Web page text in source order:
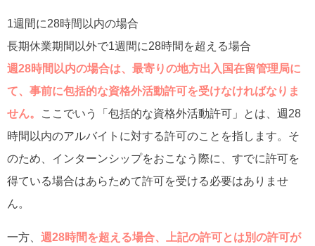
1週間に28時間以内の場合
長期休業期間以外で1週間に28時間を超える場合
週28時間以内の場合は、最寄りの地方出入国在留管理局に
て、事前に包括的な資格外活動許可を受けなければなりま
せん。
ここでいう「包括的な資格外活動許可」とは、週28
時間以内のアルバイトに対する許可のことを指します。そ
のため、インターンシップをおこなう際に、すでに許可を
得ている場合はあらためて許可を受ける必要はありませ
ん。
一方、 週28時間を超える場合、上記の許可とは別の許可が